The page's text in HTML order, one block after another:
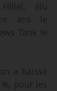
élu
ans le
Tank le
a baissé
pour les